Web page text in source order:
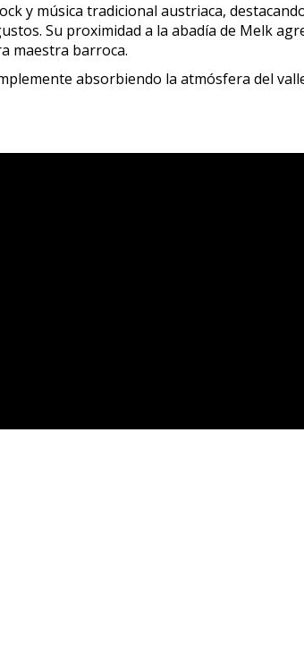
y música tradicional austriaca,
Su proximidad a la abadía de Melk
maestra barroca.
absorbiendo la atmósfera del